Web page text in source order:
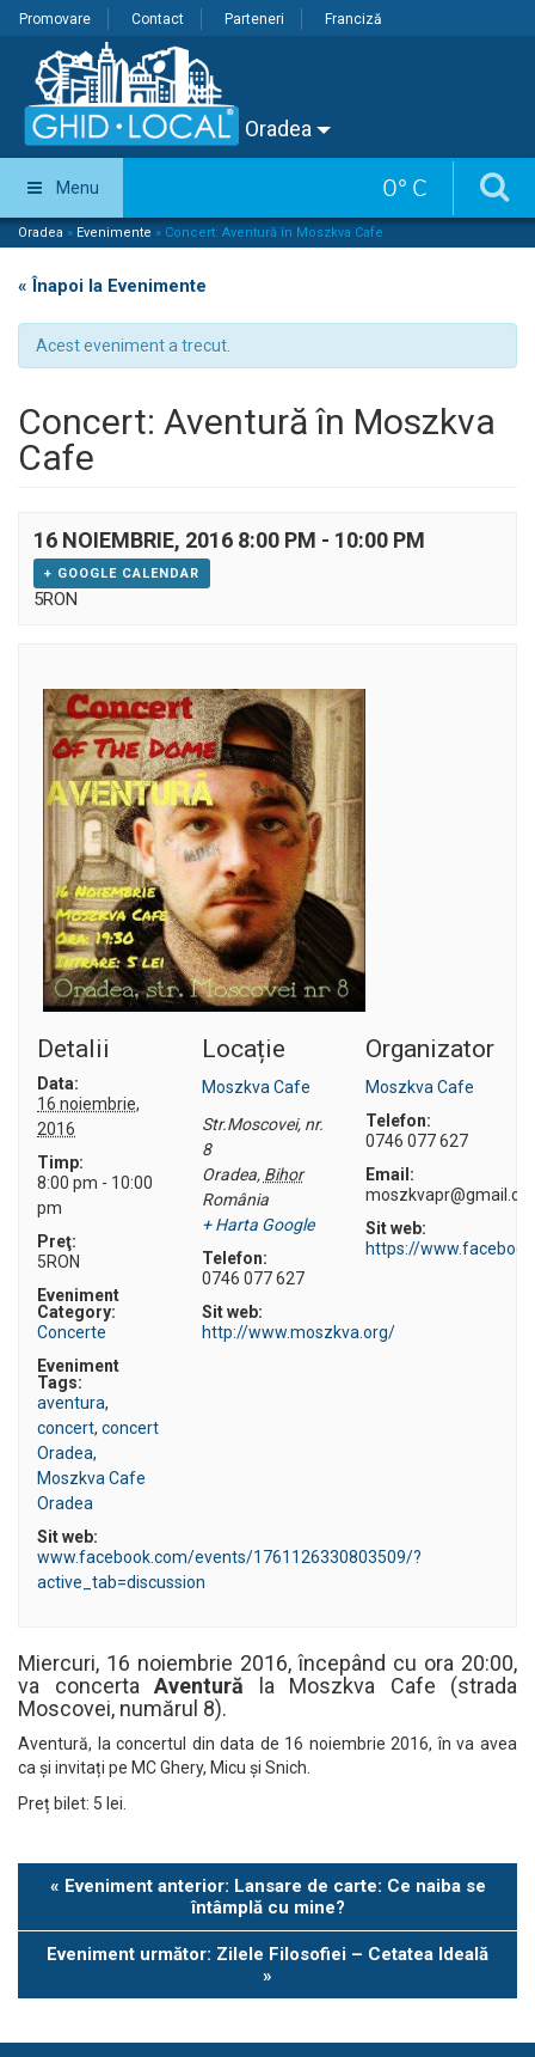
Promovare Contact Parteneri Franciză
Oradea
0° C
Menu
Oradea » Evenimente » Concert: Aventură în Moszkva Cafe
« Înapoi la Evenimente
Acest eveniment a trecut.
Concert: Aventură în Moszkva
Cafe
16 NOIEMBRIE, 2016 8:00 PM - 10:00 PM
+ GOOGLE CALENDAR
5RON
Detalii
Data:
16 noiembrie,
2016
Timp:
8:00 pm - 10:00
pm
Preţ:
5RON
Eveniment
Category:
Concerte
Eveniment
Tags:
aventura,
concert, concert
Oradea,
Moszkva Cafe
Oradea
Sit web:
www.facebook.com/events/1761126330803509/?
active_tab=discussion
Locație
Moszkva Cafe
Str.Moscovei, nr.
8
Oradea, Bihor
România
+ Harta Google
Telefon:
0746 077 627
Sit web:
http://www.moszkva.org/
Organizator
Moszkva Cafe
Telefon:
0746 077 627
Email:
Sit web:
https://
Miercuri, 16 noiembrie 2016, începând cu ora 20:00,
va concerta Aventură la Moszkva Cafe (strada
Moscovei, numărul 8).
Aventură, la concertul din data de 16 noiembrie 2016, în va avea
ca și invitați pe MC Ghery, Micu și Snich.
Preț bilet: 5 lei.
Eveniment
« Eveniment anterior: Lansare de carte: Ce naiba se
întâmplă cu mine?
Eveniment următor: Zilele Filosofiei – Cetatea Ideală
»